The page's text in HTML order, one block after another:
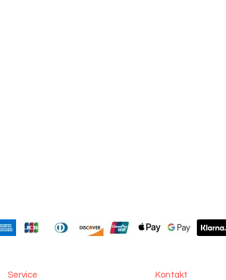
Service Kontakt